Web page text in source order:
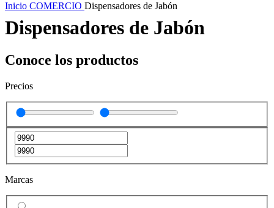
Inicio COMERCIO Dispensadores de Jabón
Dispensadores de Jabón
Conoce los productos
Precios
Marcas